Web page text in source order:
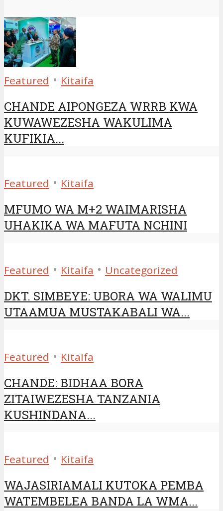
Featured • Kitaifa
CHANDE AIPONGEZA WRRB KWA
KUWAWEZESHA WAKULIMA
KUFIKIA...
Featured • Kitaifa
MFUMO WA M+2 WAIMARISHA
UHAKIKA WA MAFUTA NCHINI
Featured • Kitaifa • Uncategorized
DKT. SIMBEYE: UBORA WA WALIMU
UTAAMUA MUSTAKABALI WA...
Featured • Kitaifa
CHANDE: BIDHAA BORA
ZITAIWEZESHA TANZANIA
KUSHINDANA...
Featured • Kitaifa
WAJASIRIAMALI KUTOKA PEMBA
WATEMBELEA BANDA LA WMA...